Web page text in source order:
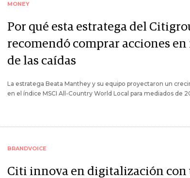
MONEY
Por qué esta estratega del
recomendó comprar acciones
de las caídas
La estratega Beata Manthey y su equipo proyectaron un
en el índice MSCI All-Country World Local para mediados de
BRANDVOICE
Citi innova en digitalización con